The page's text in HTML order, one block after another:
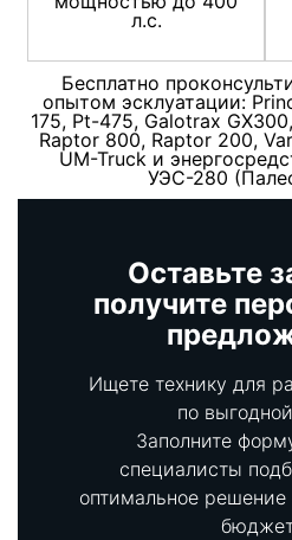
л.с.
Бесплатно
опытом эсклуатации:
175, Pt-475, Galotrax
Raptor 800, Raptor 200,
UM-Truck и
УЭС-280
Оставьте
получите
Ищете технику для
по
Заполните
специалисты
оптимальное